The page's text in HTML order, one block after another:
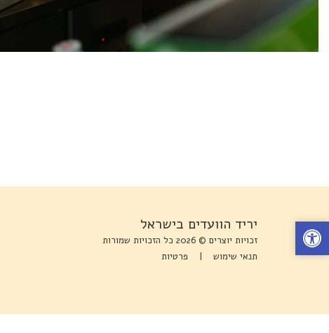
יריד הוועדים בישראל
זכויות יוצרים © 2026 כל הזכויות שמורות
תנאי שימוש | פרטיות